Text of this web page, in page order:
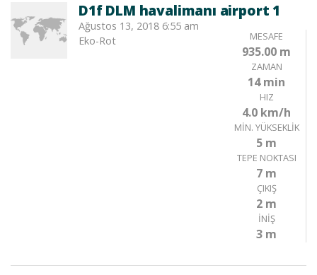
D1f DLM havalimanı airport 1
MESAFE
935.00 m
ZAMAN
14 min
HIZ
4.0 km/h
MIN. YÜKSEKLIK
5 m
TEPE NOKTASI
7 m
ÇIKIŞ
2 m
İNIŞ
3 m
Ağustos 13, 2018 6:55 am
Eko-Rot